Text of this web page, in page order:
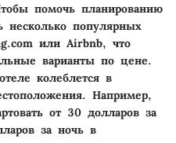
помочь планированию
несколько популярных
или Airbnb, что
варианты по цене.
колеблется в
Например,
от 30 долларов за
за ночь в